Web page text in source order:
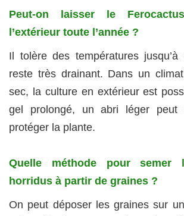
Peut-on laisser le
l’extérieur toute l’année ?
Il tolère des températures
reste très drainant. Dans un
sec, la culture en extérieur est
gel prolongé, un abri léger peut
protéger la plante.
Quelle méthode pour semer
horridus à partir de graines ?
On peut déposer les graines sur